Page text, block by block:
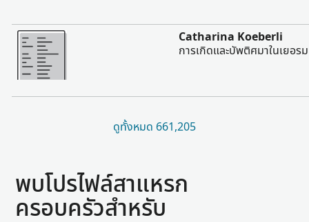
มากขึ้น
Catharina Koeberli
การเกิดและบัพติศมาในเยอ
ดูทั้งหมด 661,205
พบโปรไฟล์สาแหรก
ครอบครัวสำหรับ